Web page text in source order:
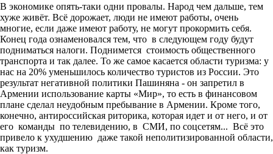
В экономике опять-таки одни провалы. Народ чем дальше, тем
хуже живёт. Всё дорожает, люди не имеют работы, очень
многие, если даже имеют работу, не могут прокормить себя.
Конец года ознаменовался тем, что в следующем году будут
подниматься налоги. Поднимется стоимость общественного
транспорта и так далее. То же самое касается области туризма: у
нас на 20% уменьшилось количество туристов из России. Это
результат негативной политики Пашиняна - он запретил в
Армении использование карты «Мир», то есть в финансовом
плане сделал неудобным пребывание в Армении. Кроме того,
конечно, антироссийская риторика, которая идет и от него, и от
его команды по телевидению, в СМИ, по соцсетям... Всё это
привело к ухудшению даже такой неполитизированной области,
как туризм.